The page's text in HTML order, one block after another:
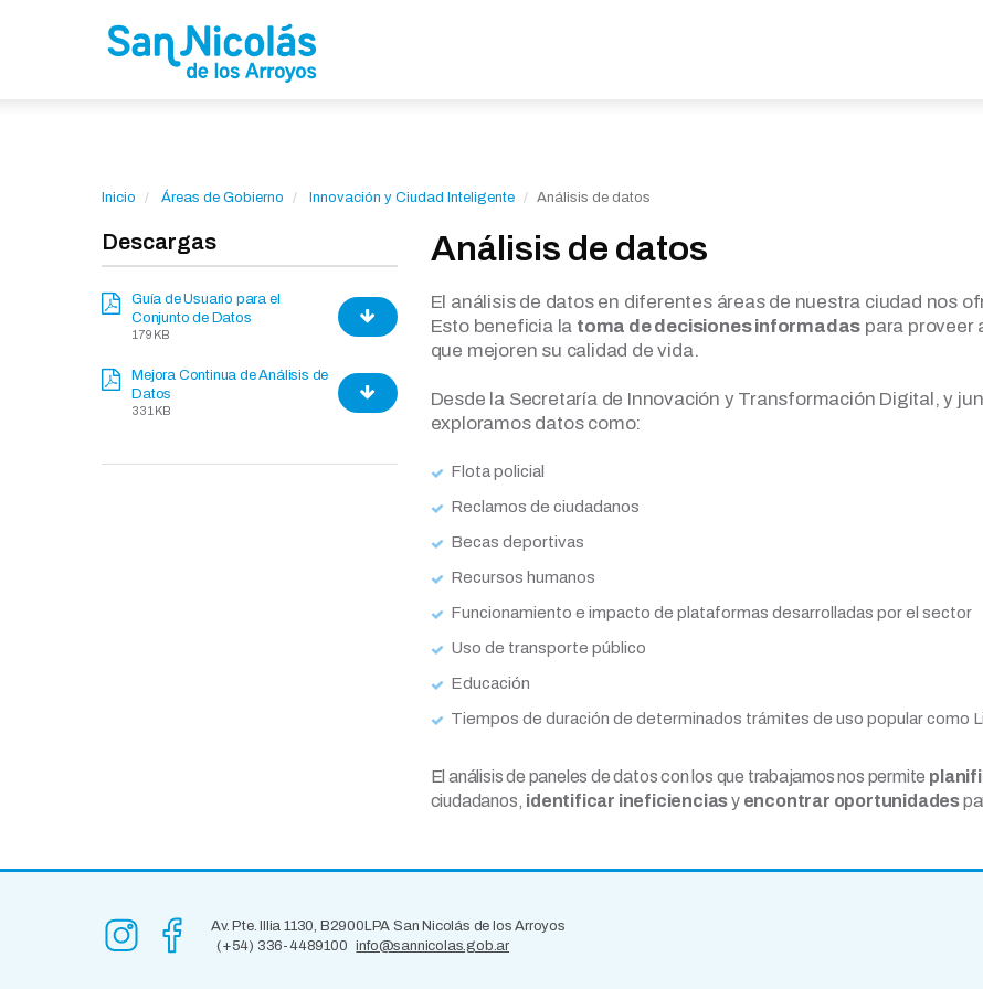
Inicio Áreas de Gobierno Innovación y Ciudad Inteligente Análisis de datos
Descargas
Guía de Usuario para el
Conjunto de Datos
179 KB
Mejora Continua de Análisis de
Datos
331 KB
Análisis de datos
El análisis de datos en diferentes áreas de nuestra ciudad nos
Esto beneficia la toma de decisiones informadas para proveer
que mejoren su calidad de vida.
Desde la Secretaría de Innovación y Transformación Digital, y
exploramos datos como:
Flota policial
Reclamos de ciudadanos
Becas deportivas
Recursos humanos
Funcionamiento e impacto de plataformas desarrolladas por el sector
Uso de transporte público
Educación
Tiempos de duración de determinados trámites de uso popular como
El análisis de paneles de datos con los que trabajamos nos permite
ciudadanos, identificar ineficienciasy encontrar oportunidades
Av. Pte. Illia 1130, B2900LPA San Nicolás de los Arroyos
(+54) 336-4489100
info@sannicolas.gob.ar